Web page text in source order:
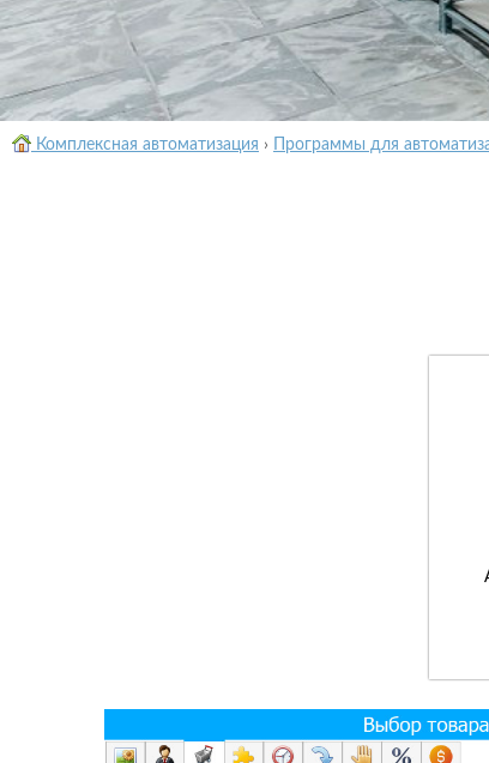
Комплексная автоматизация › Программы для